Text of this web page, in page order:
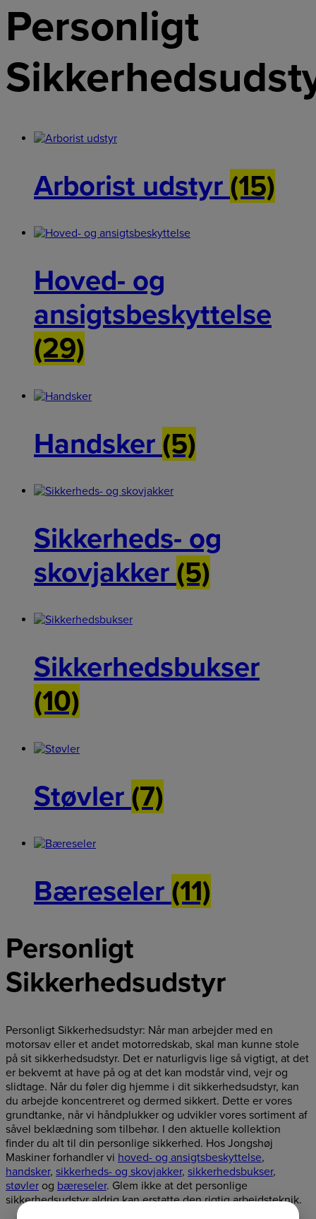
Personligt
Arborist udstyr (15)
Hoved- og
ansigtsbeskyttelse
(29)
Handsker (5)
Sikkerheds- og
skovjakker (5)
Sikkerhedsbukser
(10)
Støvler (7)
Bæreseler (11)
Personligt
Sikkerhedsudstyr
Personligt Sikkerhedsudstyr: Når man arbejder med en
motorsav eller et andet motorredskab, skal man kunne stole
på sit sikkerhedsudstyr. Det er naturligvis lige så vigtigt, at det
er bekvemt at have på og at det kan modstår vind, vejr og
slidtage. Når du føler dig hjemme i dit sikkerhedsudstyr, kan
du arbejde koncentreret og dermed sikkert. Dette er vores
grundtanke, når vi håndplukker og udvikler vores sortiment af
såvel beklædning som tilbehør. I den aktuelle kollektion
finder du alt til din personlige sikkerhed. Hos Jongshøj
Maskiner forhandler vi hoved- og ansigtsbeskyttelse,
handsker, sikkerheds- og skovjakker, sikkerhedsbukser,
støvler og bæreseler. Glem ikke at det personlige
sikkerhedsudstyr aldrig kan erstatte den rigtig arbejdsteknik.